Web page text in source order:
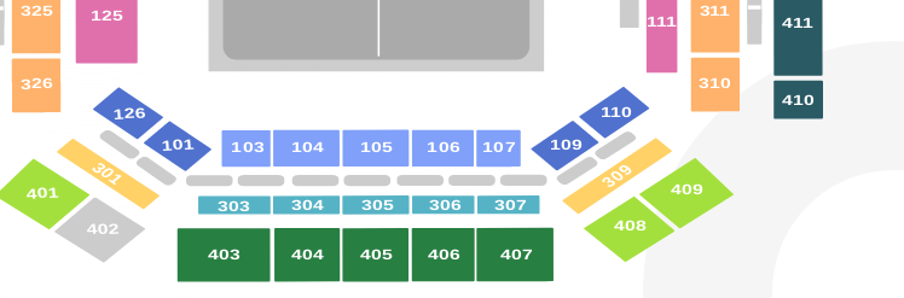
411
410
409
408
402
401
407
406
405
404
403
309
301
307
306
305
304
303
326
325 311
310
125 111
126 110
109
101 107
106
105
104
103